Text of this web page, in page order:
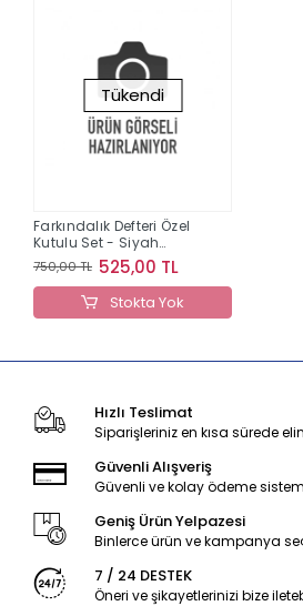
Tükendi
Farkındalık Defteri Özel
Kutulu Set - Siyah
Kapak
750,00 TL 525,00 TL
Stokta Yok
Hızlı Teslimat
Siparişleriniz en kısa sürede
Güvenli Alışveriş
Güvenli ve kolay ödeme
Geniş Ürün Yelpazesi
Binlerce ürün ve kampanya
7 / 24 DESTEK
Öneri ve şikayetlerinizi bize